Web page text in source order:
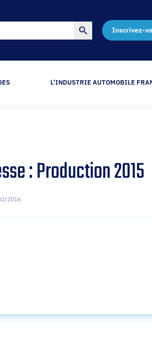
Search Button
Inscrivez-
L’INDUSTRIE AUTOMOBILE
: Production 2015
2016